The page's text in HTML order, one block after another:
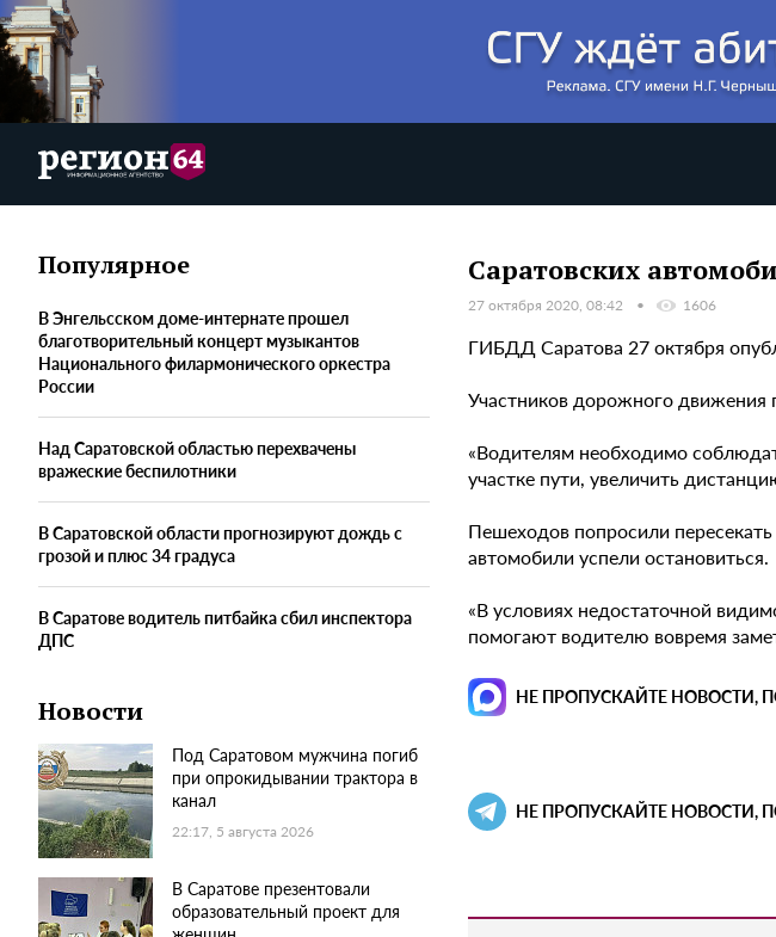
Популярное
В Энгельсском доме-интернате прошел
благотворительный концерт музыкантов
Национального филармонического оркестра
России
Над Саратовской областью перехвачены
вражеские беспилотники
В Саратовской области прогнозируют дождь с
грозой и плюс 34 градуса
В Саратове водитель питбайка сбил инспектора
ДПС
Новости
Под Саратовом мужчина погиб
при опрокидывании трактора в
канал
22:17, 5 августа 2026
В Саратове презентовали
образовательный проект для
Саратовских
27 октября 2020, 08:42 1606
ГИБДД Саратова 27 октября
Участников дорожного движения
«Водителям необходимо
участке пути, увеличить
Пешеходов попросили
автомобили успели остановиться.
«В условиях недостаточной
помогают водителю вовремя
НЕ ПРОПУСКАЙТЕ НОВОСТИ,
НЕ ПРОПУСКАЙТЕ НОВОСТИ,